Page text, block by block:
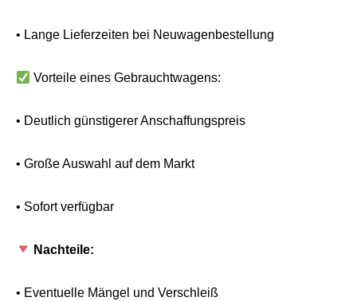
• Lange Lieferzeiten bei Neuwagenbestellung
Vorteile eines Gebrauchtwagens:
• Deutlich günstigerer Anschaffungspreis
• Große Auswahl auf dem Markt
• Sofort verfügbar
Nachteile:
• Eventuelle Mängel und Verschleiß